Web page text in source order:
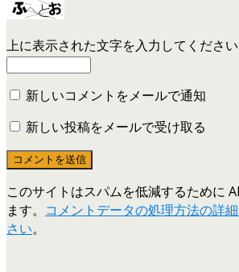
上に表示された文字を入力してください
新しいコメントをメールで通知
新しい投稿をメールで受け取る
このサイトはスパムを低減するために
ます。 コメントデータの処理方法の詳
さい。